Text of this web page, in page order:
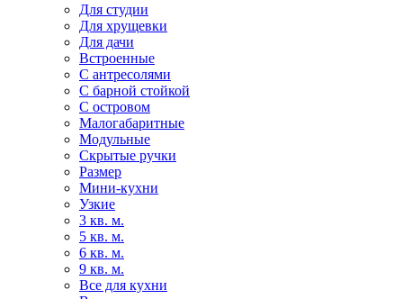
Для студии
Для хрущевки
Для дачи
Встроенные
С антресолями
С барной стойкой
С островом
Малогабаритные
Модульные
Скрытые ручки
Размер
Мини-кухни
Узкие
3 кв. м.
5 кв. м.
6 кв. м.
9 кв. м.
Все для кухни